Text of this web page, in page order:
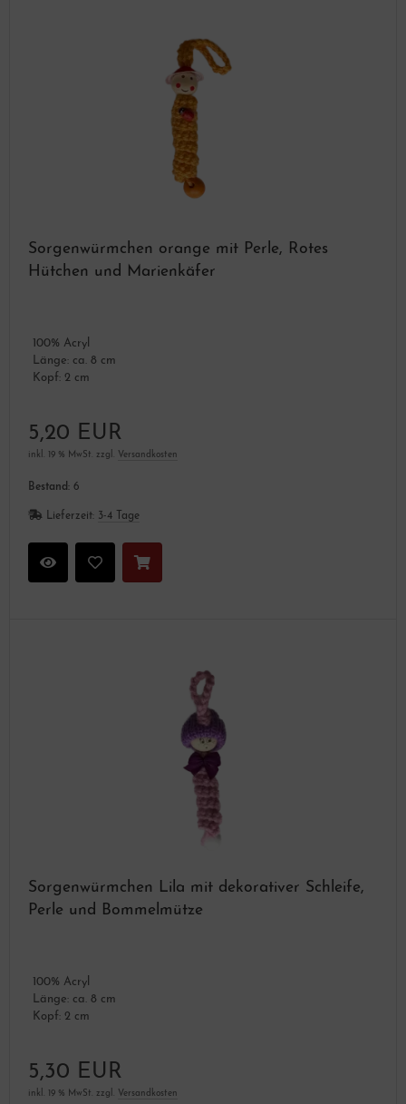
Sorgenwürmchen orange mit Perle, Rotes
Hütchen und Marienkäfer
100% Acryl
Länge: ca. 8 cm
Kopf: 2 cm
5,20 EUR
inkl. 19 % MwSt. zzgl. Versandkosten
Bestand: 6
Lieferzeit: 3-4 Tage
Sorgenwürmchen Lila mit dekorativer Schleife,
Perle und Bommelmütze
100% Acryl
Länge: ca. 8 cm
Kopf: 2 cm
5,30 EUR
inkl. 19 % MwSt. zzgl. Versandkosten